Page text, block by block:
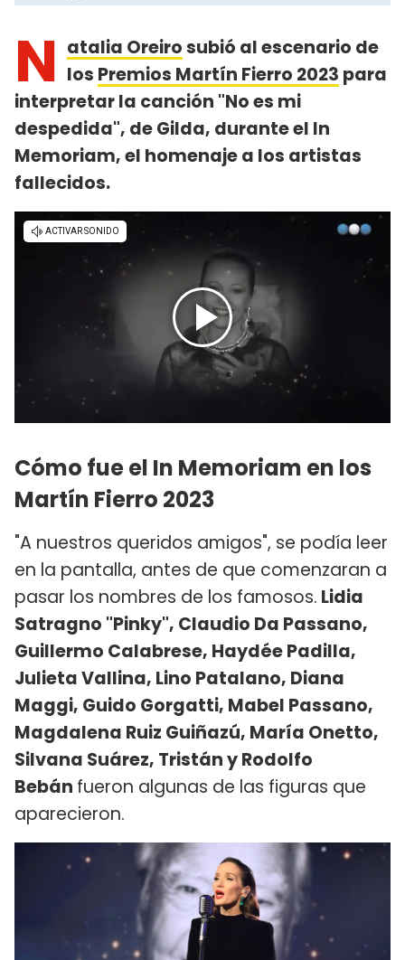
N atalia Oreirosubió al escenario de
los Premios Martín Fierro 2023 para
interpretar la canción "No es mi
despedida", de Gilda, durante el In
Memoriam, el homenaje a los artistas
fallecidos.
Cómo fue el In Memoriam en los
Martín Fierro 2023
"A nuestros queridos amigos", se podía leer
en la pantalla, antes de que comenzaran a
pasar los nombres de los famosos. Lidia
Satragno "Pinky", Claudio Da Passano,
Guillermo Calabrese, Haydée Padilla,
Julieta Vallina, Lino Patalano, Diana
Maggi, Guido Gorgatti, Mabel Passano,
Magdalena Ruiz Guiñazú, María Onetto,
Silvana Suárez, Tristán y Rodolfo
Bebán fueron algunas de las figuras que
aparecieron.